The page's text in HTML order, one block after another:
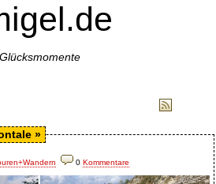
Glücksmomente
»
0 Kommentare